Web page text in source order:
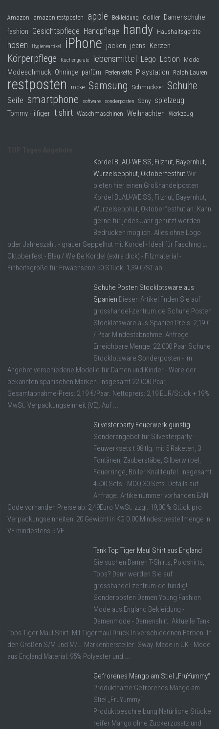
Amazon amazon restposten apple Bekleidung Collier Damenschuhe
fashion Gesichtspflege Handpflege handy Haushaltsgeräte
hosen Hygieneartikel iPhone jacken jeans Kerzen
Körperpflege Küchengeräte lebensmittel Lego Lotion Mode
Modeschmuck Ohrringe parfüm Perlenkette Playstation Ralph Lauren
restposten röcke Samsung Schmuckset Schuhe
Seife smartphone software sonderposten Sony spielzeug
Tommy Hilfiger t shirt Waschmaschinen Weihnachten Werkzeug
Kordel BLAU-WEISS, Filzhut, Bayernhut,
Wurzelsepphut, OktoberfesthutWir
bieten hier einen Großhandelposten
Kordel BLAU-WEISS, Filzhut, Bayernhut,
Wurzelsepphut, Oktoberfesthut an. Kann
gerne für jedes Jahr genutzt werden.
Bedrucken möglich. Alles ohne Logo
oder Jahreszahl. - grauer Seppelhut mit Kordel - Ideal für Fasching u.
Oktoberfest - Blau / Weiße Kordel (extra dick) - Filzmaterial -
Einheitsgröße für Erwachsene 50 STück, 1,39 €/ST ab ...
Schuhe Posten Stocklotsware aus
Spanien Diesen Artikel finden Sie auf
grosshandel-zentrum.de Schuhe Posten
Stocklotsware aus Spanien Preis: 2,19 €
/ Paar Mindestabnahme: Anfrage
Erreichbare Menge: 22.000 Paar Schuhe
Stocklotsware Sonderposten - im
Angebot verschiedene Modelle für Damen und Kinder - Ware der
bekannten spanischen Marken. Insgesamt 22.000 Paar,
Gesamtabnahme-Preis: 2,19 €/Paar. Nettopreis: 2,19 EUR/Stück + 19%
MwSt. Verpackungseinheit (VE): Auf ...
Silvesterparty Feuerwerk günstig
Sonderangebot für Silvesterparty -
Feuwerksets t 98 tlg. mit 5 Raketen, 3
Fontänen, Zauberstäbe, Silberwirbel,
Feuerringe, Böller Knallteufel. Insgesamt
4500 Sets - MOQ 30 Sets. Details auf
Anfrage. Artikelnummer vorhanden EAN
Code vorhanden Preise ab: 2,49Euro MwSt. zzgl. 19,00 % Stück pro
Verpackungseinheiten: 20 Gewicht in KG 0.00 Mindestbestellmenge in
VE mindestens 5 VE
Tank Top Tiger Maul Shirt aus England
Sie suchen Damen T-Shirts, Poloshirts,
Tops? Dann werden Sie auf
grosshandel-zentrum.de fündig!
Sonderposten Damen Young Fashion
Mode aus England Bekleidung -
Damenmode - Damenshirt. Aktuelle Tank
Tops Tiger Maul Shirt. Mit Tigermaul Druck In verschiedenen Farben. In
den Größen S/M und M/L. Markenhersteller: Sway. Made in UK - Mode
aus England Material: 95% Polyester und ...
Gefrorenes Mango am Stiel „FruYummy“
Produktname:Gefrorenes Mango am
Stiel „FruYummy“
Produktbeschreibung:Natürliche Stücke
reifer Mango ohne Zuckerzusatz und